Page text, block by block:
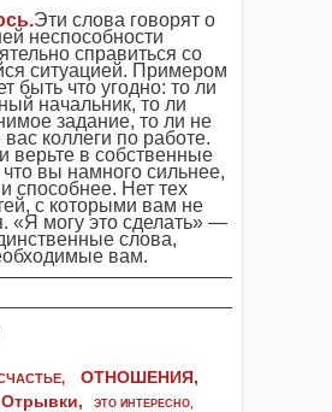
Эти слова говорят о
неспособности
справиться со
ситуацией. Примером
быть что угодно: то ли
начальник, то ли
задание, то ли не
коллеги по работе.
верьте в собственные
вы намного сильнее,
способнее. Нет тех
с которыми вам не
«Я могу это сделать» —
слова,
вам.
ОТНОШЕНИЯ,
Отрывки, ЭТО ИНТЕРЕСНО,